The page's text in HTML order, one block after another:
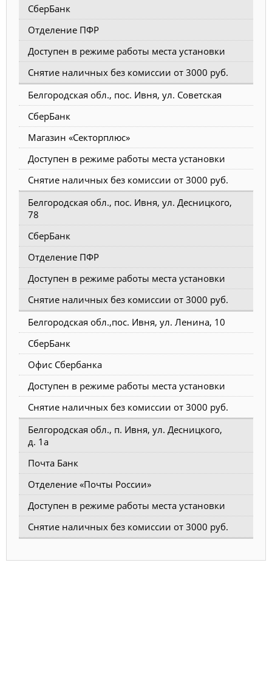
СберБанк
Отделение ПФР
Доступен в режиме работы места установки
Снятие наличных без комиссии от 3000 руб.
Белгородская обл., пос. Ивня, ул. Советская
СберБанк
Магазин «Секторплюс»
Доступен в режиме работы места установки
Снятие наличных без комиссии от 3000 руб.
Белгородская обл., пос. Ивня, ул. Десницкого,
78
СберБанк
Отделение ПФР
Доступен в режиме работы места установки
Снятие наличных без комиссии от 3000 руб.
Белгородская обл.,пос. Ивня, ул. Ленина, 10
СберБанк
Офис Сбербанка
Доступен в режиме работы места установки
Снятие наличных без комиссии от 3000 руб.
Белгородская обл., п. Ивня, ул. Десницкого,
д. 1а
Почта Банк
Отделение «Почты России»
Доступен в режиме работы места установки
Снятие наличных без комиссии от 3000 руб.